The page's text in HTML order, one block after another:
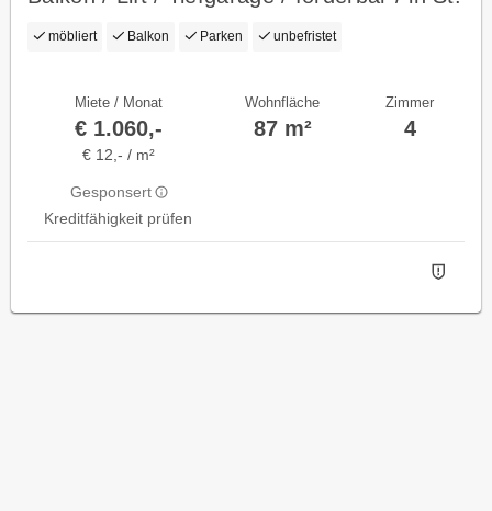
Peter in der Au
möbliert Balkon Parken unbefristet
Miete / Monat
€ 1.060,-
€ 12,- / m²
Gesponsert
Kreditfähigkeit prüfen
Wohnfläche
87 m²
Zimmer
4